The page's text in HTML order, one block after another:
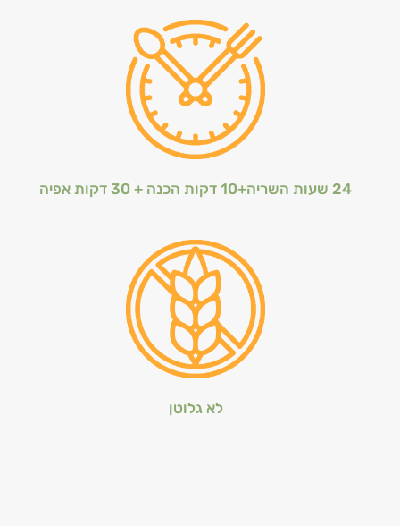
24 שעות השריה+10 דקות הכנה + 30 דקות אפיה
לא גלוטן